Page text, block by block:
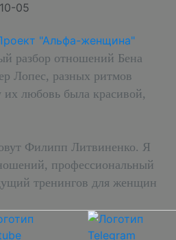
05
"Альфа-женщина"
разбор отношений Бена
Лопес, разных ритмов
любовь была красивой,
Филипп Литвиненко. Я
профессиональный
тренингов для женщин